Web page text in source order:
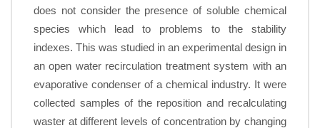
does not consider the presence of soluble chemical
species which lead to problems to the stability
indexes. This was studied in an experimental design in
an open water recirculation treatment system with an
evaporative condenser of a chemical industry. It were
collected samples of the reposition and recalculating
waster at different levels of concentration by changing